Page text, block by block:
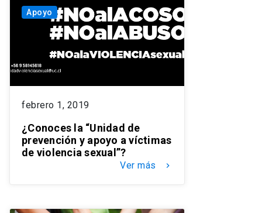
Apoyo
febrero 1, 2019
¿Conoces la “Unidad de
prevención y apoyo a víctimas
de violencia sexual”?
Ver más keyboard_arrow_right